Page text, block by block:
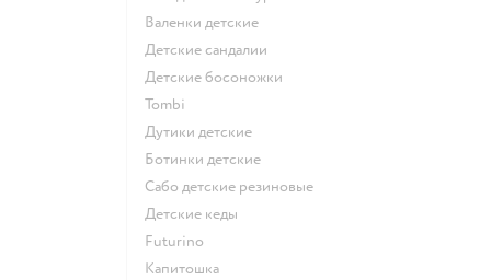
Валенки детские
Детские сандалии
Детские босоножки
Tombi
Дутики детские
Ботинки детские
Сабо детские резиновые
Детские кеды
Futurino
Капитошка